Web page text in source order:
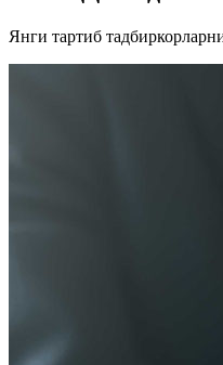
Янги тартиб